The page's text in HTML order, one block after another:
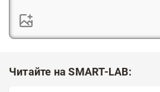
Читайте на SMART-LAB: